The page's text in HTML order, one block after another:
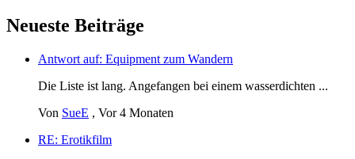
Neueste Beiträge
Antwort auf: Equipment zum Wandern
Die Liste ist lang. Angefangen bei einem wasserdichten ...
Von SueE , Vor 4 Monaten
RE: Erotikfilm